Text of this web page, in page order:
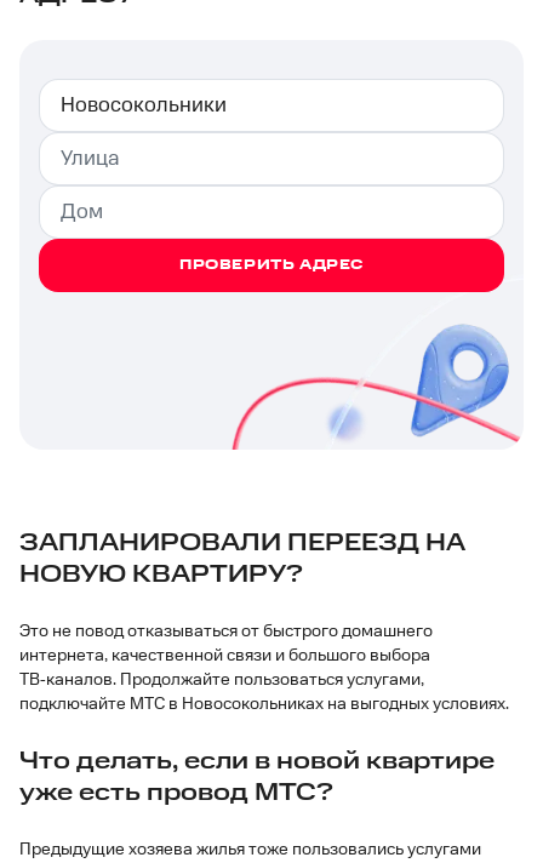
ПРОВЕРИТЬ АДРЕС
ЗАПЛАНИРОВАЛИ ПЕРЕЕЗД НА
НОВУЮ КВАРТИРУ?
Это не повод отказываться от быстрого домашнего
интернета, качественной связи и большого выбора
ТВ‑каналов. Продолжайте пользоваться услугами,
подключайте МТС в Новосокольниках на выгодных условиях.
Что делать, если в новой квартире
уже есть провод МТС?
Предыдущие хозяева жилья тоже пользовались услугами